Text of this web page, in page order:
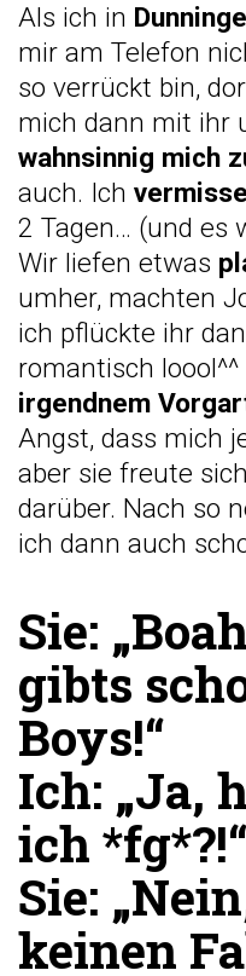
Als ich in
mir am Telefon
so verrückt bin,
mich dann mit ihr
wahnsinnig mich
auch. Ich
2 Tagen… (und es
Wir liefen etwas
umher, machten
ich pflückte ihr
romantisch loool^^
irgendnem
Angst, dass mich
aber sie freute
darüber. Nach so
ich dann auch
Sie:
gibts
Boys!“
Ich: „Ja,
ich *fg*?!“
Sie:
keinen